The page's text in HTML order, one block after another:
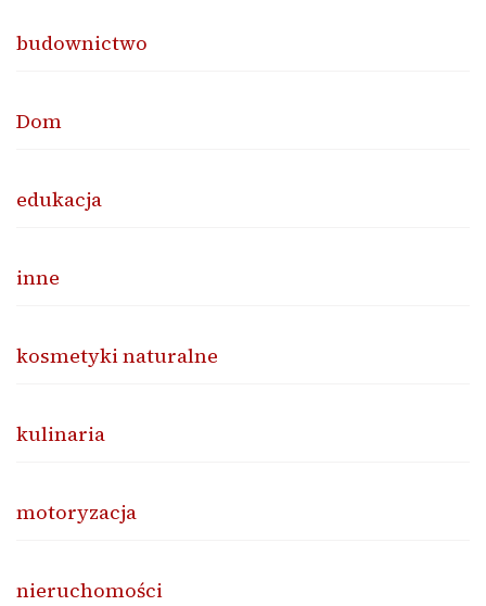
budownictwo
Dom
edukacja
inne
kosmetyki naturalne
kulinaria
motoryzacja
nieruchomości